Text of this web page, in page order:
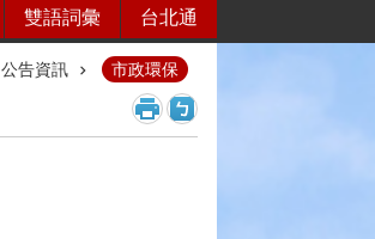
雙語詞彙 台北通
公告資訊 市政環保